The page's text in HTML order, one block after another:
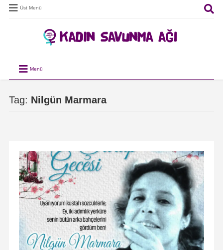
Üst Menü
Menü
Tag: Nilgün Marmara